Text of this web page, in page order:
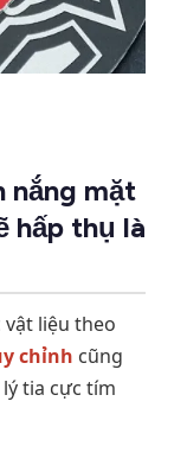
nắng mặt
hấp thụ là
vật liệu theo
chỉnh cũng
tia cực tím